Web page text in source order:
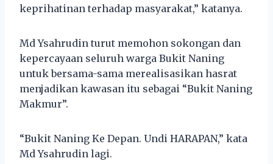
keprihatinan terhadap masyarakat,” katanya.
Md Ysahrudin turut memohon sokongan dan
kepercayaan seluruh warga Bukit Naning
untuk bersama-sama merealisasikan hasrat
menjadikan kawasan itu sebagai “Bukit Naning
Makmur”.
“Bukit Naning Ke Depan. Undi HARAPAN,” kata
Md Ysahrudin lagi.